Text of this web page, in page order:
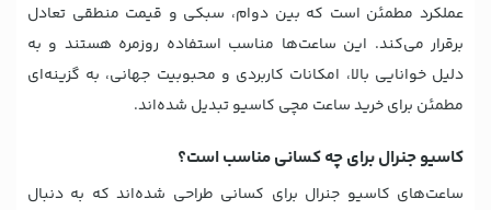
عملکرد مطمئن است که بین دوام، سبکی و قیمت منطقی تعادل
برقرار می‌کند. این ساعت‌ها مناسب استفاده روزمره هستند و به
دلیل خوانایی بالا، امکانات کاربردی و محبوبیت جهانی، به گزینه‌ای
مطمئن برای خرید ساعت مچی کاسیو تبدیل شده‌اند.
کاسیو جنرال برای چه کسانی مناسب است؟
ساعت‌های کاسیو جنرال برای کسانی طراحی شده‌اند که به دنبال